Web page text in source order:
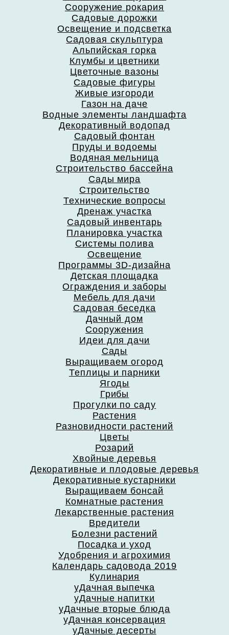
Сооружение рокария
Садовые дорожки
Освещение и подсветка
Садовая скульптура
Альпийская горка
Клумбы и цветники
Цветочные вазоны
Садовые фигуры
Живые изгороди
Газон на даче
Водные элементы ландшафта
Декоративный водопад
Садовый фонтан
Пруды и водоемы
Водяная мельница
Строительство бассейна
Сады мира
Строительство
Технические вопросы
Дренаж участка
Садовый инвентарь
Планировка участка
Системы полива
Освещение
Программы 3D-дизайна
Детская площадка
Ограждения и заборы
Мебель для дачи
Садовая беседка
Дачный дом
Сооружения
Идеи для дачи
Сады
Выращиваем огород
Теплицы и парники
Ягоды
Грибы
Прогулки по саду
Растения
Разновидности растений
Цветы
Розарий
Хвойные деревья
Декоративные и плодовые деревья
Декоративные кустарники
Выращиваем бонсай
Комнатные растения
Лекарственные растения
Вредители
Болезни растений
Посадка и уход
Удобрения и агрохимия
Календарь садовода 2019
Кулинария
уДачная выпечка
уДачные напитки
уДачные вторые блюда
уДачная консервация
уДачные десерты